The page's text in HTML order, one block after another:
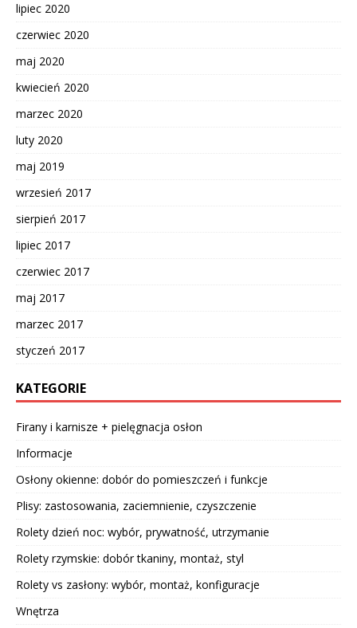
lipiec 2020
czerwiec 2020
maj 2020
kwiecień 2020
marzec 2020
luty 2020
maj 2019
wrzesień 2017
sierpień 2017
lipiec 2017
czerwiec 2017
maj 2017
marzec 2017
styczeń 2017
KATEGORIE
Firany i karnisze + pielęgnacja osłon
Informacje
Osłony okienne: dobór do pomieszczeń i funkcje
Plisy: zastosowania, zaciemnienie, czyszczenie
Rolety dzień noc: wybór, prywatność, utrzymanie
Rolety rzymskie: dobór tkaniny, montaż, styl
Rolety vs zasłony: wybór, montaż, konfiguracje
Wnętrza